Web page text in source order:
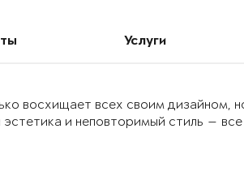
Услуги
восхищает всех своим дизайном,
и неповторимый стиль —